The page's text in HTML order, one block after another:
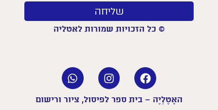
שליחה
© כל הזכויות שמורות לאטליה
האָטֶלְיֶה – בית ספר לפיסול, ציור ורישום